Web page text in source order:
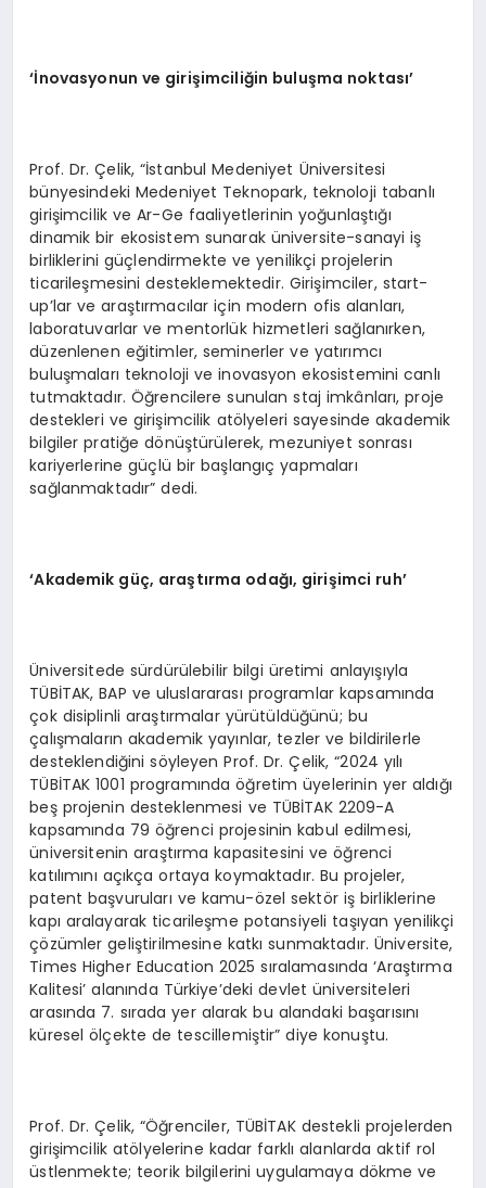
‘İnovasyonun ve girişimciliğin buluşma noktası’
Prof. Dr. Çelik, “İstanbul Medeniyet Üniversitesi
bünyesindeki Medeniyet Teknopark, teknoloji tabanlı
girişimcilik ve Ar-Ge faaliyetlerinin yoğunlaştığı
dinamik bir ekosistem sunarak üniversite-sanayi iş
birliklerini güçlendirmekte ve yenilikçi projelerin
ticarileşmesini desteklemektedir. Girişimciler, start-
up’lar ve araştırmacılar için modern ofis alanları,
laboratuvarlar ve mentorlük hizmetleri sağlanırken,
düzenlenen eğitimler, seminerler ve yatırımcı
buluşmaları teknoloji ve inovasyon ekosistemini canlı
tutmaktadır. Öğrencilere sunulan staj imkânları, proje
destekleri ve girişimcilik atölyeleri sayesinde akademik
bilgiler pratiğe dönüştürülerek, mezuniyet sonrası
kariyerlerine güçlü bir başlangıç yapmaları
sağlanmaktadır” dedi.
‘Akademik güç, araştırma odağı, girişimci ruh’
Üniversitede sürdürülebilir bilgi üretimi anlayışıyla
TÜBİTAK, BAP ve uluslararası programlar kapsamında
çok disiplinli araştırmalar yürütüldüğünü; bu
çalışmaların akademik yayınlar, tezler ve bildirilerle
desteklendiğini söyleyen Prof. Dr. Çelik, “2024 yılı
TÜBİTAK 1001 programında öğretim üyelerinin yer aldığı
beş projenin desteklenmesi ve TÜBİTAK 2209-A
kapsamında 79 öğrenci projesinin kabul edilmesi,
üniversitenin araştırma kapasitesini ve öğrenci
katılımını açıkça ortaya koymaktadır. Bu projeler,
patent başvuruları ve kamu-özel sektör iş birliklerine
kapı aralayarak ticarileşme potansiyeli taşıyan yenilikçi
çözümler geliştirilmesine katkı sunmaktadır. Üniversite,
Times Higher Education 2025 sıralamasında ‘Araştırma
Kalitesi’ alanında Türkiye’deki devlet üniversiteleri
arasında 7. sırada yer alarak bu alandaki başarısını
küresel ölçekte de tescillemiştir” diye konuştu.
Prof. Dr. Çelik, “Öğrenciler, TÜBİTAK destekli projelerden
girişimcilik atölyelerine kadar farklı alanlarda aktif rol
üstlenmekte; teorik bilgilerini uygulamaya dökme ve